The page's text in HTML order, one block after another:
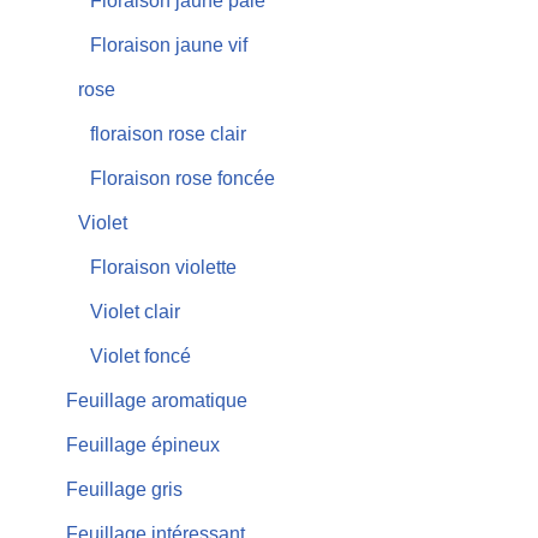
Floraison jaune vif
rose
floraison rose clair
Floraison rose foncée
Violet
Floraison violette
Violet clair
Violet foncé
Feuillage aromatique
Feuillage épineux
Feuillage gris